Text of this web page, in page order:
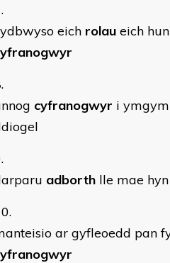
eich rolau eich
cyfranogwyr i
adborth lle mae
ar gyfleoedd pan